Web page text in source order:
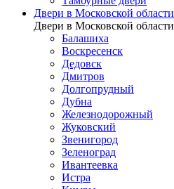
Двери в Московской области
Двери в Московской области
Балашиха
Воскресенск
Дедовск
Дмитров
Долгопрудный
Дубна
Железнодорожный
Жуковский
Звенигород
Зеленоград
Ивантеевка
Истра